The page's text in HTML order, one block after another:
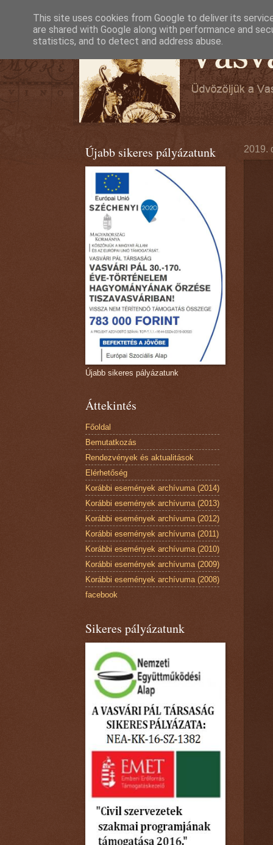
2019.
Újabb sikeres pályázatunk
Újabb sikeres pályázatunk
Áttekintés
Főoldal
Bemutatkozás
Rendezvények és aktualitások
Elérhetőség
Korábbi események archívuma (2014)
Korábbi események archívuma (2013)
Korábbi események archívuma (2012)
Korábbi események archívuma (2011)
Korábbi események archívuma (2010)
Korábbi események archívuma (2009)
Korábbi események archívuma (2008)
facebook
Sikeres pályázatunk
This site uses cookies from Google to deliver its
are shared with Google along with performance and
statistics, and to detect and address abuse.